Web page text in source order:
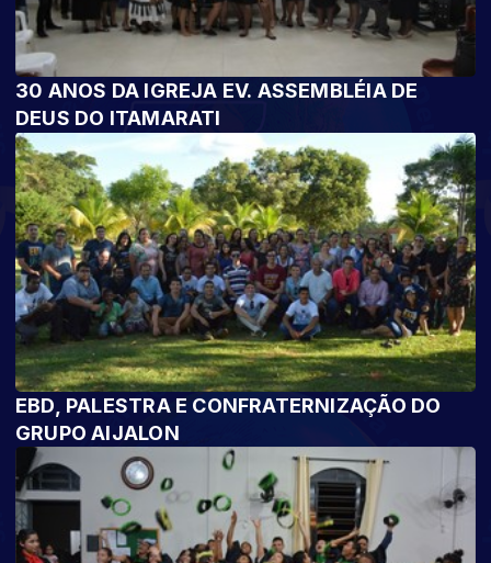
30 ANOS DA IGREJA EV. ASSEMBLÉIA DE
DEUS DO ITAMARATI
EBD, PALESTRA E CONFRATERNIZAÇÃO DO
GRUPO AIJALON